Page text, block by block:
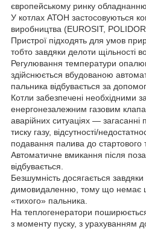
європейському ринку обладнанню.
У котлах АТОН застосовуються
виробництва (EUROSIT,
Пристрої підходять для умов
тобто завдяки делоти щільності
Регулювання температури
здійснюється вбудованою
пальника відбувається за
Котли забезпечені необхідними
енергонезалежним газовим
аварійних ситуаціях — загасанні
тиску газу, відсутності/
подавання палива до стартового
Автоматичне вмикання після
відбувається.
Безшумність досягається
димовидаленню, тому що немає
«тихого» пальника.
На теплогенератори
з моменту пуску, з урахуванням